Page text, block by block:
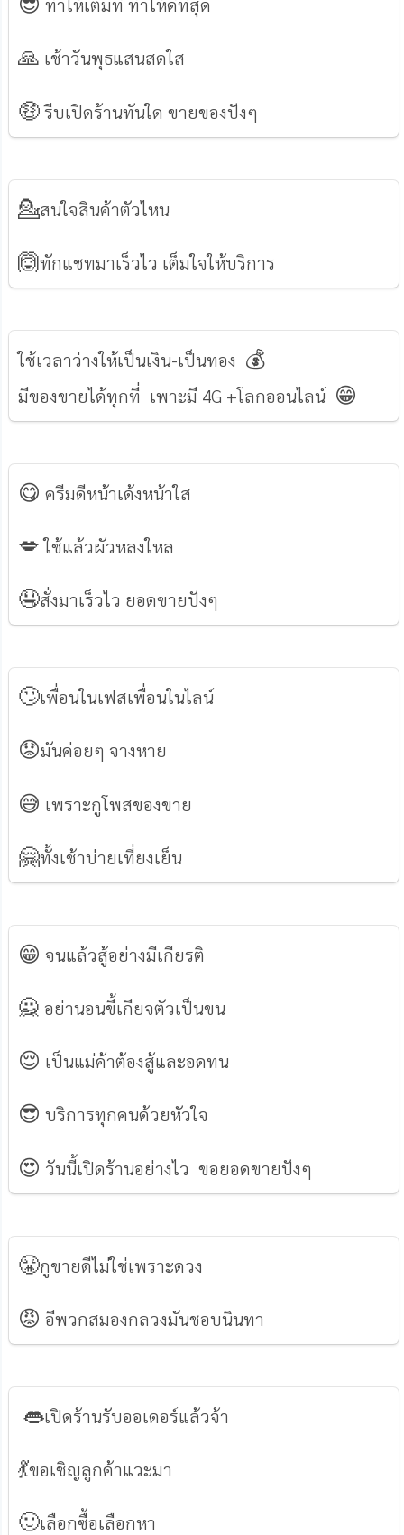
🙏 เช้าวันพุธแสนสดใส
🤑รีบเปิดร้านทันใด ขายของปังๆ
💁สนใจสินค้าตัวไหน
🙆ทักแชทมาเร็วไว เต็มใจให้บริการ
ใช้เวลาว่างให้เป็นเงิน-เป็นทอง 💰
มีของขายได้ทุกที่ เพาะมี 4G +โลกออนไลน์ 😁
😋 ครีมดีหน้าเด้งหน้าใส
💋ใช้แล้วผัวหลงใหล
🤤สั่งมาเร็วไว ยอดขายปังๆ
🙄เพื่อนในเฟสเพื่อนในไลน์
😟มันค่อยๆ จางหาย
😅 เพราะกูโพสของขาย
🤗ทั้งเช้าบ่ายเที่ยงเย็น
😁 จนแล้วสู้อย่างมีเกียรติ
🙅 อย่านอนขี้เกียจตัวเป็นขน
😌 เป็นแม่ค้าต้องสู้และอดทน
😎 บริการทุกคนด้วยหัวใจ
😍 วันนี้เปิดร้านอย่างไว ขอยอดขายปังๆ
😤กูขายดีไม่ใช่เพราะดวง
😡 อีพวกสมองกลวงมันชอบนินทา
👄เปิดร้านรับออเดอร์แล้วจ้า
💃ขอเชิญลูกค้าแวะมา
🙂เลือกซื้อเลือกหา